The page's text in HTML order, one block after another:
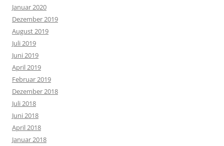
Januar 2020
Dezember 2019
August 2019
Juli 2019
Juni 2019
April 2019
Februar 2019
Dezember 2018
Juli 2018
Juni 2018
April 2018
Januar 2018